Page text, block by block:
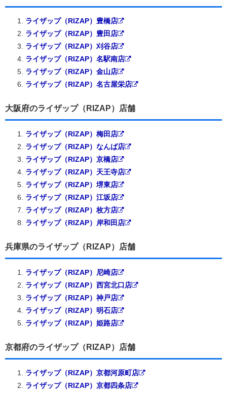
ライザップ（RIZAP）豊橋店
ライザップ（RIZAP）豊田店
ライザップ（RIZAP）刈谷店
ライザップ（RIZAP）名駅南店
ライザップ（RIZAP）金山店
ライザップ（RIZAP）名古屋栄店
大阪府のライザップ（RIZAP）店舗
ライザップ（RIZAP）梅田店
ライザップ（RIZAP）なんば店
ライザップ（RIZAP）京橋店
ライザップ（RIZAP）天王寺店
ライザップ（RIZAP）堺東店
ライザップ（RIZAP）江坂店
ライザップ（RIZAP）枚方店
ライザップ（RIZAP）岸和田店
兵庫県のライザップ（RIZAP）店舗
ライザップ（RIZAP）尼崎店
ライザップ（RIZAP）西宮北口店
ライザップ（RIZAP）神戸店
ライザップ（RIZAP）明石店
ライザップ（RIZAP）姫路店
京都府のライザップ（RIZAP）店舗
ライザップ（RIZAP）京都河原町店
ライザップ（RIZAP）京都四条店